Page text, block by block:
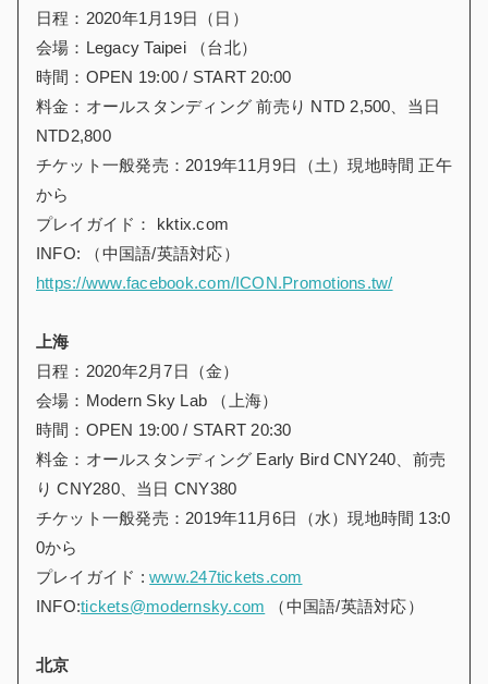
日程：2020年1月19日（日）
会場：Legacy Taipei （台北）
時間：OPEN 19:00 / START 20:00
料金：オールスタンディング 前売り NTD 2,500、当日
NTD2,800
チケット一般発売：2019年11月9日（土）現地時間 正午
から
プレイガイド： kktix.com
INFO: （中国語/英語対応）
https://www.facebook.com/ICON.Promotions.tw/
上海
日程：2020年2月7日（金）
会場：Modern Sky Lab （上海）
時間：OPEN 19:00 / START 20:30
料金：オールスタンディング Early Bird CNY240、前売
り CNY280、当日 CNY380
チケット一般発売：2019年11月6日（水）現地時間 13:0
0から
プレイガイド :www.247tickets.com
INFO:tickets@modernsky.com （中国語/英語対応）
北京